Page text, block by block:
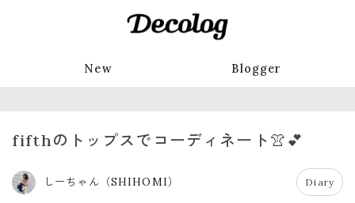
New Blogger
fifthのトップスでコーディネート👚💕
しーちゃん（SHIHOMI） Diary